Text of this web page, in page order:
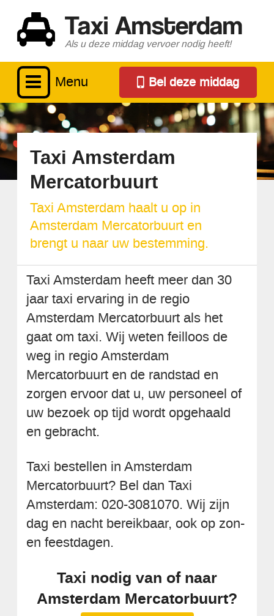
Taxi Amsterdam
Als u deze middag vervoer nodig heeft!
Menu Bel deze middag
Taxi Amsterdam
Mercatorbuurt
Taxi Amsterdam haalt u op in
Amsterdam Mercatorbuurt en
brengt u naar uw bestemming.
Taxi Amsterdam heeft meer dan 30
jaar taxi ervaring in de regio
Amsterdam Mercatorbuurt als het
gaat om taxi. Wij weten feilloos de
weg in regio Amsterdam
Mercatorbuurt en de randstad en
zorgen ervoor dat u, uw personeel of
uw bezoek op tijd wordt opgehaald
en gebracht.
Taxi bestellen in Amsterdam
Mercatorbuurt? Bel dan Taxi
Amsterdam: 020-3081070. Wij zijn
dag en nacht bereikbaar, ook op zon-
en feestdagen.
Taxi nodig van of naar
Amsterdam Mercatorbuurt?